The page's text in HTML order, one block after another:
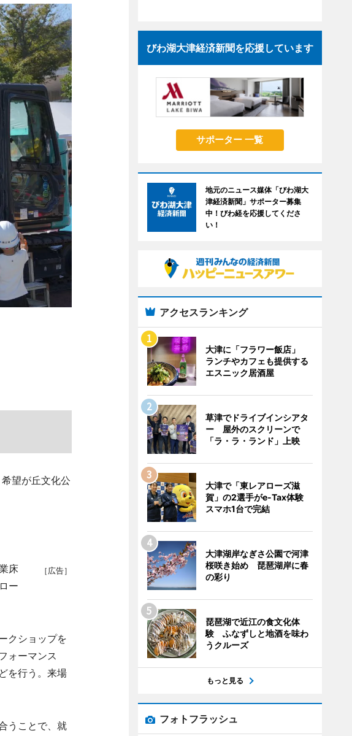
望が丘文化公
［広告］
床
ー
クショップを
ォーマンス
を行う。来場
うことで、就
びわ湖大津経済新聞を応援しています
サポーター 一覧
地元のニュース媒体「びわ湖大
津経済新聞」サポーター募集
中！びわ経を応援してくださ
い！
アクセスランキング
大津に「フラワー飯店」
ランチやカフェも提供する
エスニック居酒屋
草津でドライブインシアタ
ー 屋外のスクリーンで
「ラ・ラ・ランド」上映
大津で「東レアローズ滋
賀」の2選手がe-Tax体験
スマホ1台で完結
大津湖岸なぎさ公園で河津
桜咲き始め 琵琶湖岸に春
の彩り
琵琶湖で近江の食文化体
験 ふなずしと地酒を味わ
うクルーズ
もっと見る
フォトフラッシュ